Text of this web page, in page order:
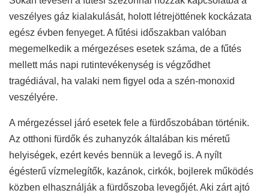
veszélyes gáz kialakulását, holott létrejöttének kockázata
egész évben fenyeget. A fűtési időszakban valóban
megemelkedik a mérgezéses esetek száma, de a fűtés
mellett más napi rutintevékenység is végződhet
tragédiával, ha valaki nem figyel oda a szén-monoxid
veszélyére.
A mérgezéssel járó esetek fele a fürdőszobában történik.
Az otthoni fürdők és zuhanyzók általában kis méretű
helyiségek, ezért kevés bennük a levegő is. A nyílt
égésterű vízmelegítők, kazánok, cirkók, bojlerek működés
közben elhasználják a fürdőszoba levegőjét. Aki zárt ajtó